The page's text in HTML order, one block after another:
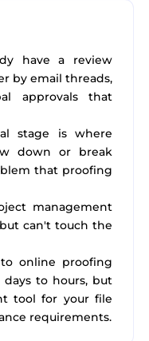
have a review
by email threads,
approvals that
stage is where
down or break
that proofing
management
can't touch the
online proofing
to hours, but
tool for your file
requirements.